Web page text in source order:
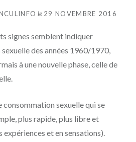
le 29 NOVEMBRE 2016
signes semblent indiquer
des années 1960/1970,
à une nouvelle phase, celle de
consommation sexuelle qui se
plus rapide, plus libre et
expériences et en sensations).